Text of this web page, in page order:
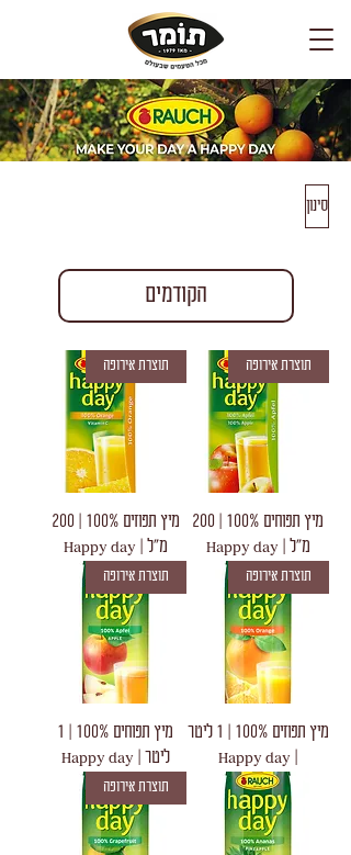
סינון
הקודמים
תוצרת אירופה
מיץ תפוחים 100% | 200
מ"ל | Happy day
תוצרת אירופה
מיץ תפוזים 100% | 200
מ"ל | Happy day
תוצרת אירופה
מיץ תפוזים 100% | 1 ליטר
תוצרת אירופה
מיץ תפוחים 100% | 1
ליטר | Happy day
תוצרת אירופה